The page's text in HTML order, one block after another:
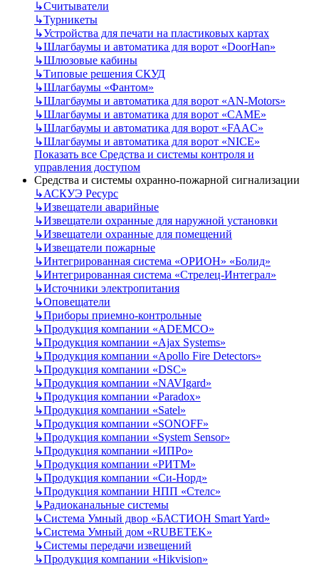
↳Считыватели
↳Турникеты
↳Устройства для печати на пластиковых картах
↳Шлагбаумы и автоматика для ворот «DoorHan»
↳Шлюзовые кабины
↳Типовые решения СКУД
↳Шлагбаумы «Фантом»
↳Шлагбаумы и автоматика для ворот «AN-Motors»
↳Шлагбаумы и автоматика для ворот «CAME»
↳Шлагбаумы и автоматика для ворот «FAAC»
↳Шлагбаумы и автоматика для ворот «NICE»
Показать все Средства и системы контроля и
управления доступом
Средства и системы охранно-пожарной сигнализации
↳АСКУЭ Ресурс
↳Извещатели аварийные
↳Извещатели охранные для наружной установки
↳Извещатели охранные для помещений
↳Извещатели пожарные
↳Интегрированная система «ОРИОН» «Болид»
↳Интегрированная система «Стрелец-Интеграл»
↳Источники электропитания
↳Оповещатели
↳Приборы приемно-контрольные
↳Продукция компании «ADEMCO»
↳Продукция компании «Ajax Systems»
↳Продукция компании «Apollo Fire Detectors»
↳Продукция компании «DSC»
↳Продукция компании «NAVIgard»
↳Продукция компании «Paradox»
↳Продукция компании «Satel»
↳Продукция компании «SONOFF»
↳Продукция компании «System Sensor»
↳Продукция компании «ИПРо»
↳Продукция компании «РИТМ»
↳Продукция компании «Си-Норд»
↳Продукция компании НПП «Стелс»
↳Радиоканальные системы
↳Система Умный двор «БАСТИОН Smart Yard»
↳Система Умный дом «RUBETEK»
↳Системы передачи извещений
↳Продукция компании «Hikvision»